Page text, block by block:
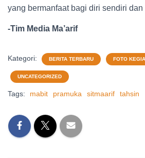
yang bermanfaat bagi diri sendiri dan
-Tim Media Ma’arif
Kategori: BERITA TERBARU FOTO
UNCATEGORIZED
Tags: mabit pramuka sitmaarif tahsin